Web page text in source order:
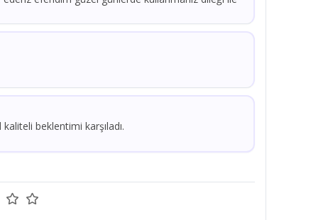
beklentimi karşıladı.